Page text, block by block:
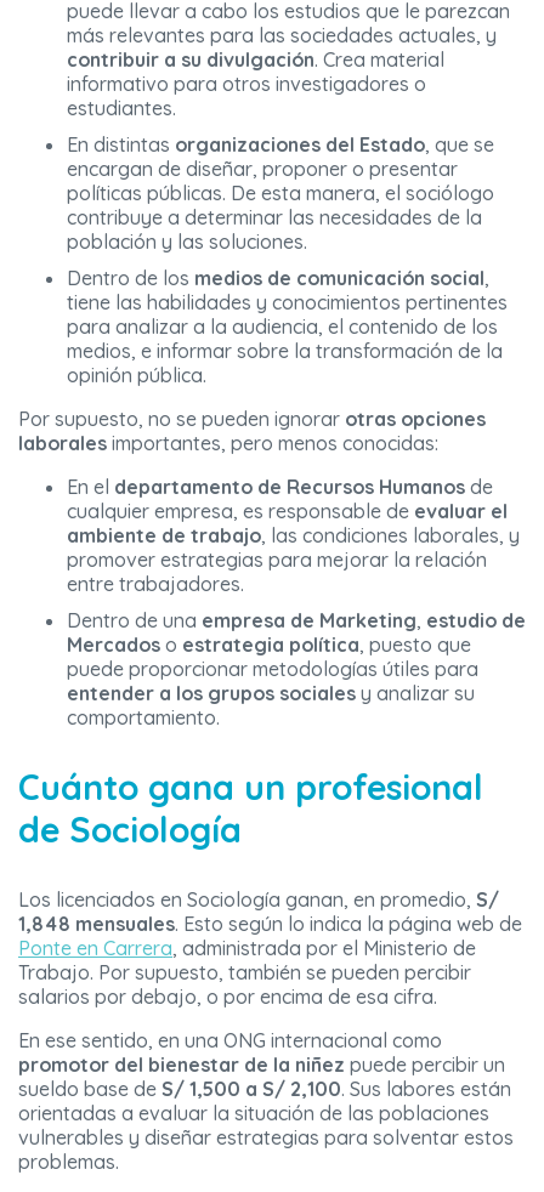
puede llevar a cabo los estudios que le parezcan
más relevantes para las sociedades actuales, y
contribuir a su divulgación. Crea material
informativo para otros investigadores o
estudiantes.
En distintas organizaciones del Estado, que se
encargan de diseñar, proponer o presentar
políticas públicas. De esta manera, el sociólogo
contribuye a determinar las necesidades de la
población y las soluciones.
Dentro de los medios de comunicación social,
tiene las habilidades y conocimientos pertinentes
para analizar a la audiencia, el contenido de los
medios, e informar sobre la transformación de la
opinión pública.
Por supuesto, no se pueden ignorar otras opciones
laborales importantes, pero menos conocidas:
En el departamento de Recursos Humanos de
cualquier empresa, es responsable de evaluar el
ambiente de trabajo, las condiciones laborales, y
promover estrategias para mejorar la relación
entre trabajadores.
Dentro de una empresa de Marketing, estudio de
Mercados o estrategia política, puesto que
puede proporcionar metodologías útiles para
entender a los grupos sociales y analizar su
comportamiento.
Cuánto gana un profesional
de Sociología
Los licenciados en Sociología ganan, en promedio, S/
1,848 mensuales. Esto según lo indica la página web de
Ponte en Carrera, administrada por el Ministerio de
Trabajo. Por supuesto, también se pueden percibir
salarios por debajo, o por encima de esa cifra.
En ese sentido, en una ONG internacional como
promotor del bienestar de la niñez puede percibir un
sueldo base de S/ 1,500 a S/ 2,100. Sus labores están
orientadas a evaluar la situación de las poblaciones
vulnerables y diseñar estrategias para solventar estos
problemas.